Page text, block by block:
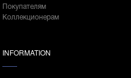
Покупателям
Коллекционерам
INFORMATION